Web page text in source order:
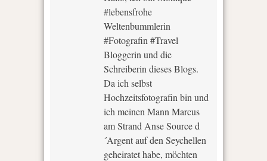
#lebensfrohe
Weltenbummlerin
#Fotografin #Travel
Bloggerin und die
Schreiberin dieses Blogs.
Da ich selbst
Hochzeitsfotografin bin und
ich meinen Mann Marcus
am Strand Anse Source d
´Argent auf den Seychellen
geheiratet habe, möchten